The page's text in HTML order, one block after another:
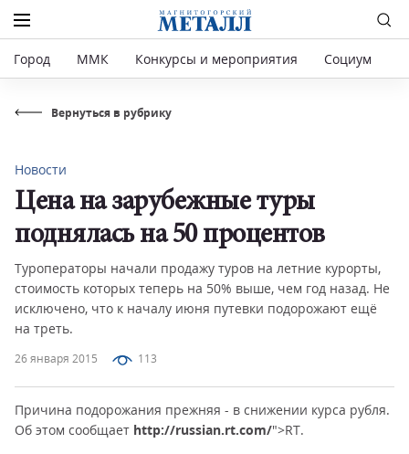
Город ММК Конкурсы и мероприятия Социум
Вернуться в рубрику
26 января 2015 113
Новости
Цена на зарубежные туры
поднялась на 50 процентов
Туроператоры начали продажу туров на летние курорты,
стоимость которых теперь на 50% выше, чем год назад. Не
исключено, что к началу июня путевки подорожают ещё
на треть.
Причина подорожания прежняя - в снижении курса рубля.
Об этом сообщает http://russian.rt.com/">RT.